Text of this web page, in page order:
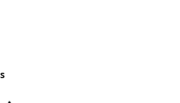
de produits